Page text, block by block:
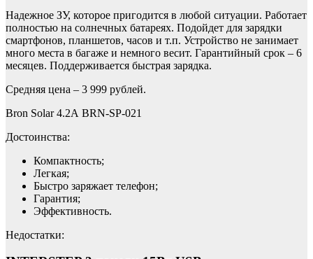
Надежное ЗУ, которое пригодится в любой ситуации. Работает
полностью на солнечных батареях. Подойдет для зарядки
смартфонов, планшетов, часов и т.п. Устройство не занимает
много места в багаже и немного весит. Гарантийный срок – 6
месяцев. Поддерживается быстрая зарядка.
Средняя цена – 3 999 рублей.
Bron Solar 4.2А BRN-SP-021
Достоинства:
Компактность;
Легкая;
Быстро заряжает телефон;
Гарантия;
Эффективность.
Недостатки: